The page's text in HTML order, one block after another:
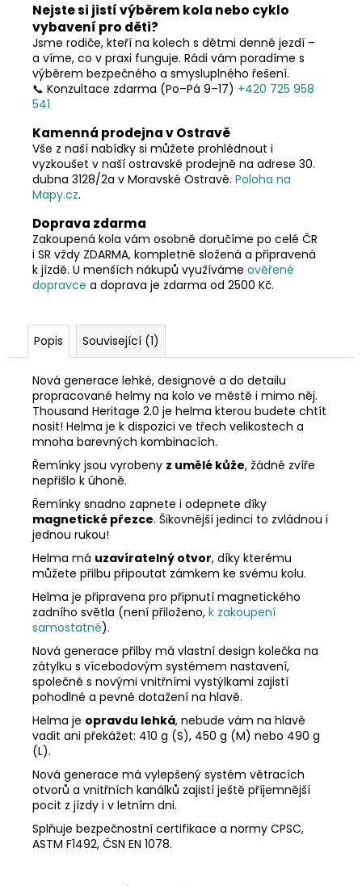
Nejste si jistí výběrem kola nebo cyklo
vybavení pro děti?
Jsme rodiče, kteří na kolech s dětmi denně jezdí –
a víme, co v praxi funguje. Rádi vám poradíme s
výběrem bezpečného a smysluplného řešení.
📞 Konzultace zdarma (Po–Pá 9–17) +420 725 958
541
Kamenná prodejna v Ostravě
Vše z naší nabídky si můžete prohlédnout i
vyzkoušet v naší ostravské prodejně na adrese 30.
dubna 3128/2a v Moravské Ostravě. Poloha na
Mapy.cz.
Doprava zdarma
Zakoupená kola vám osobně doručíme po celé ČR
i SR vždy ZDARMA, kompletně složená a připravená
k jízdě. U menších nákupů využíváme ověřené
dopravce a doprava je zdarma od 2500 Kč.
Popis Související (1)
Nová generace lehké, designové a do detailu
propracované helmy na kolo ve městě i mimo něj.
Thousand Heritage 2.0 je helma kterou budete chtít
nosit! Helma je k dispozici ve třech velikostech a
mnoha barevných kombinacích.
Řemínky jsou vyrobeny z umělé kůže, žádné zvíře
nepřišlo k úhoně.
Řemínky snadno zapnete i odepnete díky
magnetické přezce. Šikovnější jedinci to zvládnou i
jednou rukou!
Helma má uzavíratelný otvor, díky kterému
můžete přilbu připoutat zámkem ke svému kolu.
Helma je připravena pro připnutí magnetického
zadního světla (není přiloženo, k zakoupení
samostatně).
Nová generace přilby má vlastní design kolečka na
zátylku s vícebodovým systémem nastavení,
společně s novými vnitřními vystýlkami zajistí
pohodlné a pevné dotažení na hlavě.
Helma je opravdu lehká, nebude vám na hlavě
vadit ani překážet: 410 g (S), 450 g (M) nebo 490 g
(L).
Nová generace má vylepšený systém větracích
otvorů a vnitřních kanálků zajistí ještě příjemnější
pocit z jízdy i v letním dni.
Splňuje bezpečnostní certifikace a normy CPSC,
ASTM F1492, ČSN EN 1078.